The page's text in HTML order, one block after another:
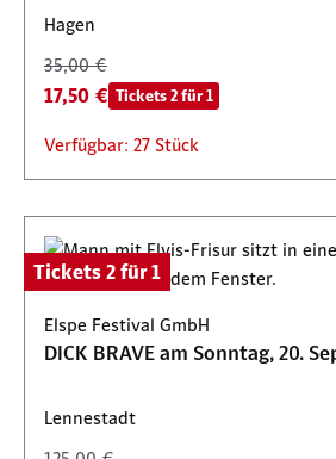
Hagen
35,00 €
17,50 € Tickets 2 für 1
Verfügbar: 27 Stück
Tickets 2 für 1
Elspe Festival GmbH
DICK BRAVE am Sonntag, 20.
Lennestadt